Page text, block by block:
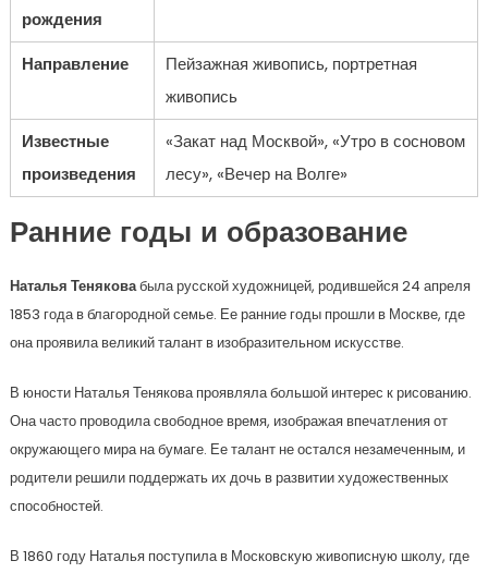
рождения
Направление
Пейзажная живопись, портретная
живопись
Известные
произведения
«Закат над Москвой», «Утро в сосновом
лесу», «Вечер на Волге»
Ранние годы и образование
Наталья Теняковабыла русской художницей, родившейся 24 апреля
1853 года в благородной семье. Ее ранние годы прошли в Москве, где
она проявила великий талант в изобразительном искусстве.
В юности Наталья Тенякова проявляла большой интерес к рисованию.
Она часто проводила свободное время, изображая впечатления от
окружающего мира на бумаге. Ее талант не остался незамеченным, и
родители решили поддержать их дочь в развитии художественных
способностей.
В 1860 году Наталья поступила в Московскую живописную школу, где